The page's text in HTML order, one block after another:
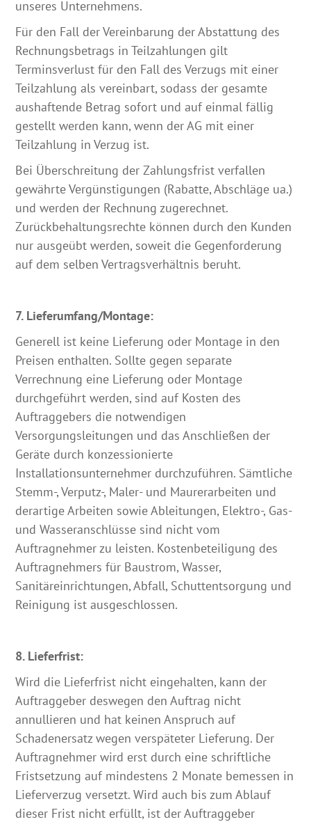
unseres Unternehmens.
Für den Fall der Vereinbarung der Abstattung des
Rechnungsbetrags in Teilzahlungen gilt
Terminsverlust für den Fall des Verzugs mit einer
Teilzahlung als vereinbart, sodass der gesamte
aushaftende Betrag sofort und auf einmal fällig
gestellt werden kann, wenn der AG mit einer
Teilzahlung in Verzug ist.
Bei Überschreitung der Zahlungsfrist verfallen
gewährte Vergünstigungen (Rabatte, Abschläge ua.)
und werden der Rechnung zugerechnet.
Zurückbehaltungsrechte können durch den Kunden
nur ausgeübt werden, soweit die Gegenforderung
auf dem selben Vertragsverhältnis beruht.
7. Lieferumfang/Montage:
Generell ist keine Lieferung oder Montage in den
Preisen enthalten. Sollte gegen separate
Verrechnung eine Lieferung oder Montage
durchgeführt werden, sind auf Kosten des
Auftraggebers die notwendigen
Versorgungsleitungen und das Anschließen der
Geräte durch konzessionierte
Installationsunternehmer durchzuführen. Sämtliche
Stemm-, Verputz-, Maler- und Maurerarbeiten und
derartige Arbeiten sowie Ableitungen, Elektro-, Gas-
und Wasseranschlüsse sind nicht vom
Auftragnehmer zu leisten. Kostenbeteiligung des
Auftragnehmers für Baustrom, Wasser,
Sanitäreinrichtungen, Abfall, Schuttentsorgung und
Reinigung ist ausgeschlossen.
8. Lieferfrist:
Wird die Lieferfrist nicht eingehalten, kann der
Auftraggeber deswegen den Auftrag nicht
annullieren und hat keinen Anspruch auf
Schadenersatz wegen verspäteter Lieferung. Der
Auftragnehmer wird erst durch eine schriftliche
Fristsetzung auf mindestens 2 Monate bemessen in
Lieferverzug versetzt. Wird auch bis zum Ablauf
dieser Frist nicht erfüllt, ist der Auftraggeber